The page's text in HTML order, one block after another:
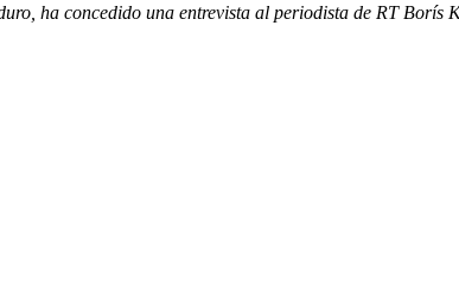
ha concedido una entrevista al periodista de RT